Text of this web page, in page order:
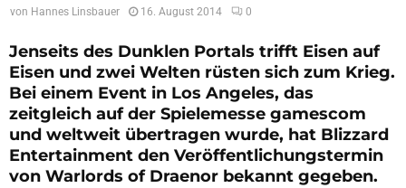
von Hannes Linsbauer 16. August 2014 0
Jenseits des Dunklen Portals trifft Eisen auf
Eisen und zwei Welten rüsten sich zum Krieg.
Bei einem Event in Los Angeles, das
zeitgleich auf der Spielemesse gamescom
und weltweit übertragen wurde, hat Blizzard
Entertainment den Veröffentlichungstermin
von Warlords of Draenor bekannt gegeben.